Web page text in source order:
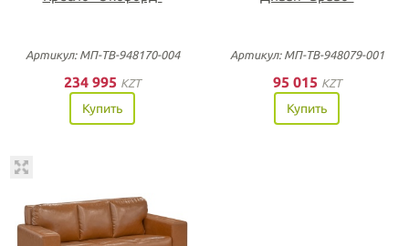
Артикул: МП-ТВ-948170-004
234 995 KZT
Купить
Артикул: МП-ТВ-948079-001
95 015 KZT
Купить